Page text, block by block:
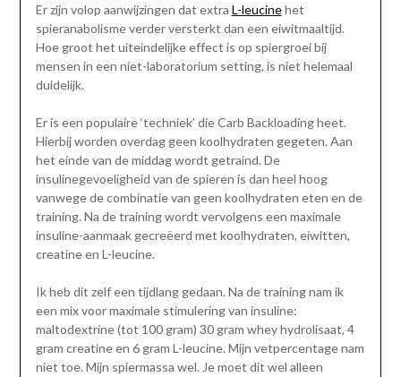
Er zijn volop aanwijzingen dat extra L-leucinehet
spieranabolisme verder versterkt dan een eiwitmaaltijd.
Hoe groot het uiteindelijke effect is op spiergroei bij
mensen in een niet-laboratorium setting, is niet helemaal
duidelijk.
Er is een populaire ‘techniek’ die Carb Backloading heet.
Hierbij worden overdag geen koolhydraten gegeten. Aan
het einde van de middag wordt getraind. De
insulinegevoeligheid van de spieren is dan heel hoog
vanwege de combinatie van geen koolhydraten eten en de
training. Na de training wordt vervolgens een maximale
insuline-aanmaak gecreëerd met koolhydraten, eiwitten,
creatine en L-leucine.
Ik heb dit zelf een tijdlang gedaan. Na de training nam ik
een mix voor maximale stimulering van insuline:
maltodextrine (tot 100 gram) 30 gram whey hydrolisaat, 4
gram creatine en 6 gram L-leucine. Mijn vetpercentage nam
niet toe. Mijn spiermassa wel. Je moet dit wel alleen